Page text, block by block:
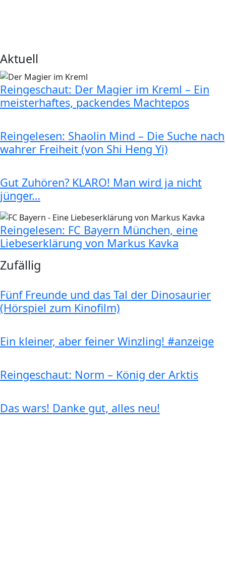
Aktuell
Reingeschaut: Der Magier im Kreml – Ein
meisterhaftes, packendes Machtepos
Reingelesen: Shaolin Mind – Die Suche nach
wahrer Freiheit (von Shi Heng Yi)
Gut Zuhören? KLARO! Man wird ja nicht
jünger…
Reingelesen: FC Bayern München, eine
Liebeserklärung von Markus Kavka
Zufällig
Fünf Freunde und das Tal der Dinosaurier
(Hörspiel zum Kinofilm)
Ein kleiner, aber feiner Winzling! #anzeige
Reingeschaut: Norm – König der Arktis
Das wars! Danke gut, alles neu!